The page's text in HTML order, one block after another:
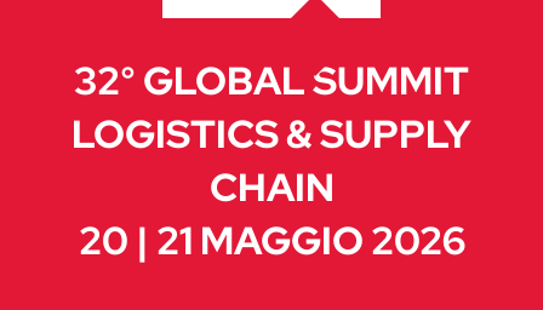
32° GLOBAL SUMMIT
LOGISTICS & SUPPLY
CHAIN
20 | 21 MAGGIO 2026